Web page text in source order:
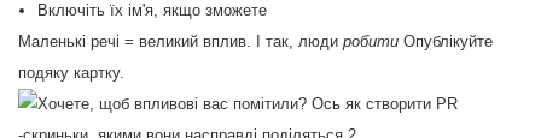
Включіть їх ім'я, якщо зможете
Маленькі речі = великий вплив. І так, люди робити Опублікуйте
подяку картку.